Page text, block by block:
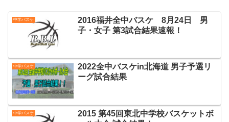
中学バスケ
2016福井全中バスケ 8月24日 男
子・女子 第3試合結果速報！
中学バスケ
2022全中バスケin北海道 男子予選リ
ーグ試合結果
中学バスケ
2015 第45回東北中学校バスケットボ